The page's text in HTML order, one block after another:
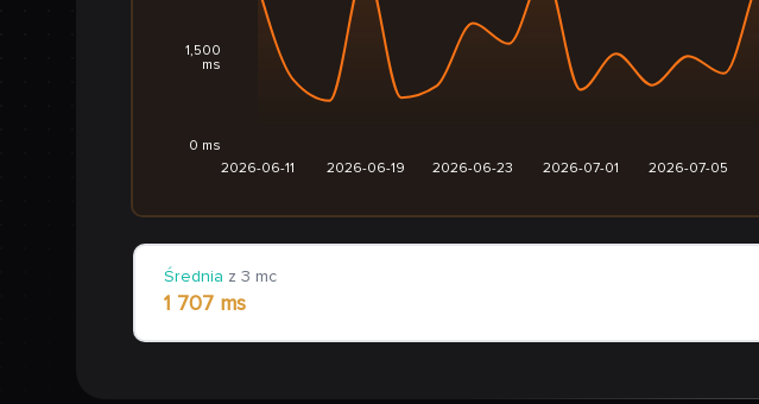
2026-06-11 2026-06-19 2026-06-23 2026-07-01 2026-07-05
0 ms
1,500
ms
Średnia z 3 mc
1 707 ms